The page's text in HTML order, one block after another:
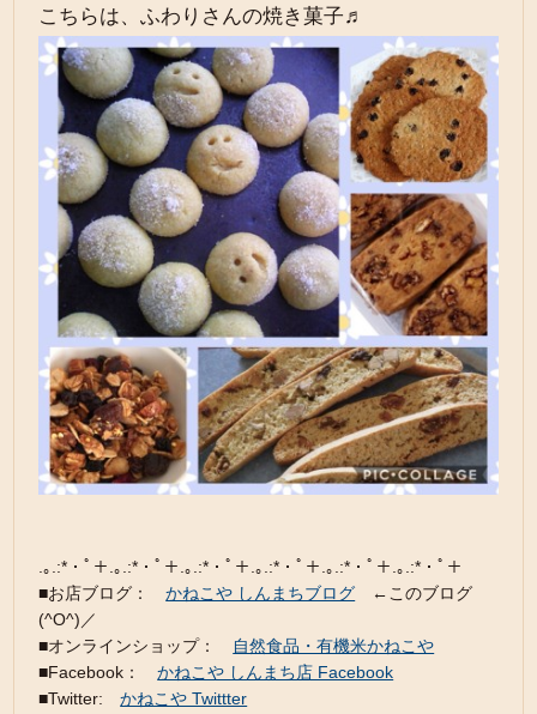
こちらは、ふわりさんの焼き菓子♬
.｡.:*・ﾟ＋.｡.:*・ﾟ＋.｡.:*・ﾟ＋.｡.:*・ﾟ＋.｡.:*・ﾟ＋.｡.:*・ﾟ＋
■お店ブログ：かねこや しんまちブログ ←このブログ
(^O^)／
■オンラインショップ：
自然食品・有機米かねこや
■Facebook：かねこや しんまち店 Facebook
■Twitter:かねこや Twittter